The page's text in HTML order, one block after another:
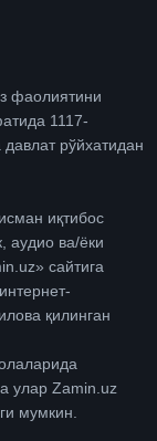
фаолиятини
1117-
рўйхатидан
иқтибос
аудио ва/ёки
сайтига
қилинган
улар Zamin.uz
мумкин.